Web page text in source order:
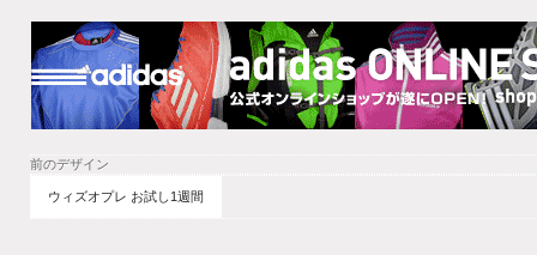
前のデザイン
ウィズオプレ お試し1週間